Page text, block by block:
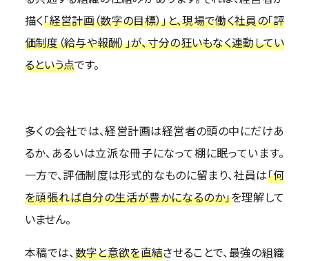
描く「経営計画（数字の目標）」と、現場で働く社員の「評
価制度（給与や報酬）」が、寸分の狂いもなく連動してい
るという点です。
多くの会社では、経営計画は経営者の頭の中にだけあ
るか、あるいは立派な冊子になって棚に眠っています。
一方で、評価制度は形式的なものに留まり、社員は「何
を頑張れば自分の生活が豊かになるのか」を理解して
いません。
本稿では、数字と意欲を直結させることで、最強の組織